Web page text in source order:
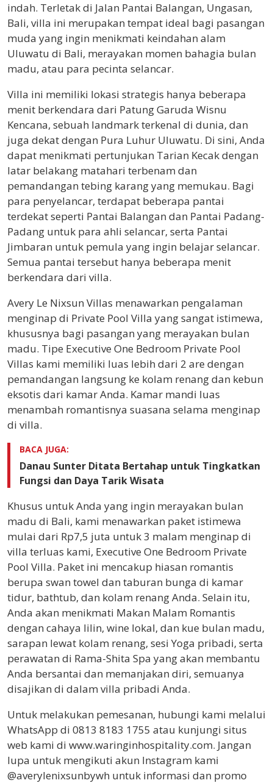
indah. Terletak di Jalan Pantai Balangan, Ungasan,
Bali, villa ini merupakan tempat ideal bagi pasangan
muda yang ingin menikmati keindahan alam
Uluwatu di Bali, merayakan momen bahagia bulan
madu, atau para pecinta selancar.
Villa ini memiliki lokasi strategis hanya beberapa
menit berkendara dari Patung Garuda Wisnu
Kencana, sebuah landmark terkenal di dunia, dan
juga dekat dengan Pura Luhur Uluwatu. Di sini, Anda
dapat menikmati pertunjukan Tarian Kecak dengan
latar belakang matahari terbenam dan
pemandangan tebing karang yang memukau. Bagi
para penyelancar, terdapat beberapa pantai
terdekat seperti Pantai Balangan dan Pantai Padang-
Padang untuk para ahli selancar, serta Pantai
Jimbaran untuk pemula yang ingin belajar selancar.
Semua pantai tersebut hanya beberapa menit
berkendara dari villa.
Avery Le Nixsun Villas menawarkan pengalaman
menginap di Private Pool Villa yang sangat istimewa,
khususnya bagi pasangan yang merayakan bulan
madu. Tipe Executive One Bedroom Private Pool
Villas kami memiliki luas lebih dari 2 are dengan
pemandangan langsung ke kolam renang dan kebun
eksotis dari kamar Anda. Kamar mandi luas
menambah romantisnya suasana selama menginap
di villa.
BACA JUGA:
Danau Sunter Ditata Bertahap untuk Tingkatkan
Fungsi dan Daya Tarik Wisata
Khusus untuk Anda yang ingin merayakan bulan
madu di Bali, kami menawarkan paket istimewa
mulai dari Rp7,5 juta untuk 3 malam menginap di
villa terluas kami, Executive One Bedroom Private
Pool Villa. Paket ini mencakup hiasan romantis
berupa swan towel dan taburan bunga di kamar
tidur, bathtub, dan kolam renang Anda. Selain itu,
Anda akan menikmati Makan Malam Romantis
dengan cahaya lilin, wine lokal, dan kue bulan madu,
sarapan lewat kolam renang, sesi Yoga pribadi, serta
perawatan di Rama-Shita Spa yang akan membantu
Anda bersantai dan memanjakan diri, semuanya
disajikan di dalam villa pribadi Anda.
Untuk melakukan pemesanan, hubungi kami melalui
WhatsApp di 0813 8183 1755 atau kunjungi situs
web kami di www.waringinhospitality.com. Jangan
lupa untuk mengikuti akun Instagram kami
@averylenixsunbywh untuk informasi dan promo